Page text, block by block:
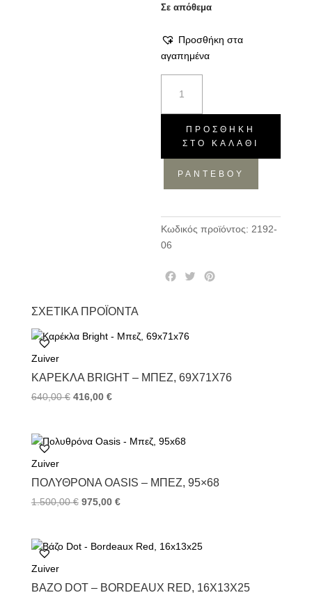
Σε απόθεμα
Προσθήκη στα
αγαπημένα
Κανάτα
-
Χειροποίητο
Μοτίβο,
22.5x17x23.5
ποσότητα
ΠΡΟΣΘΉΚΗ
ΣΤΟ ΚΑΛΆΘΙ
ΡΑΝΤΕΒΟΥ
Κωδικός προϊόντος: 2192-
06
b
k
T
s
ΣΧΕΤΙΚΆ ΠΡΟΪΌΝΤΑ
Zuiver
ΚΑΡΈΚΛΑ BRIGHT – ΜΠΕΖ, 69X71X76
640,00€ 416,00 €
Zuiver
ΠΟΛΥΘΡΌΝΑ OASIS – ΜΠΕΖ, 95×68
1.500,00€ 975,00 €
Zuiver
ΒΆΖΟ DOT – BORDEAUX RED, 16X13X25